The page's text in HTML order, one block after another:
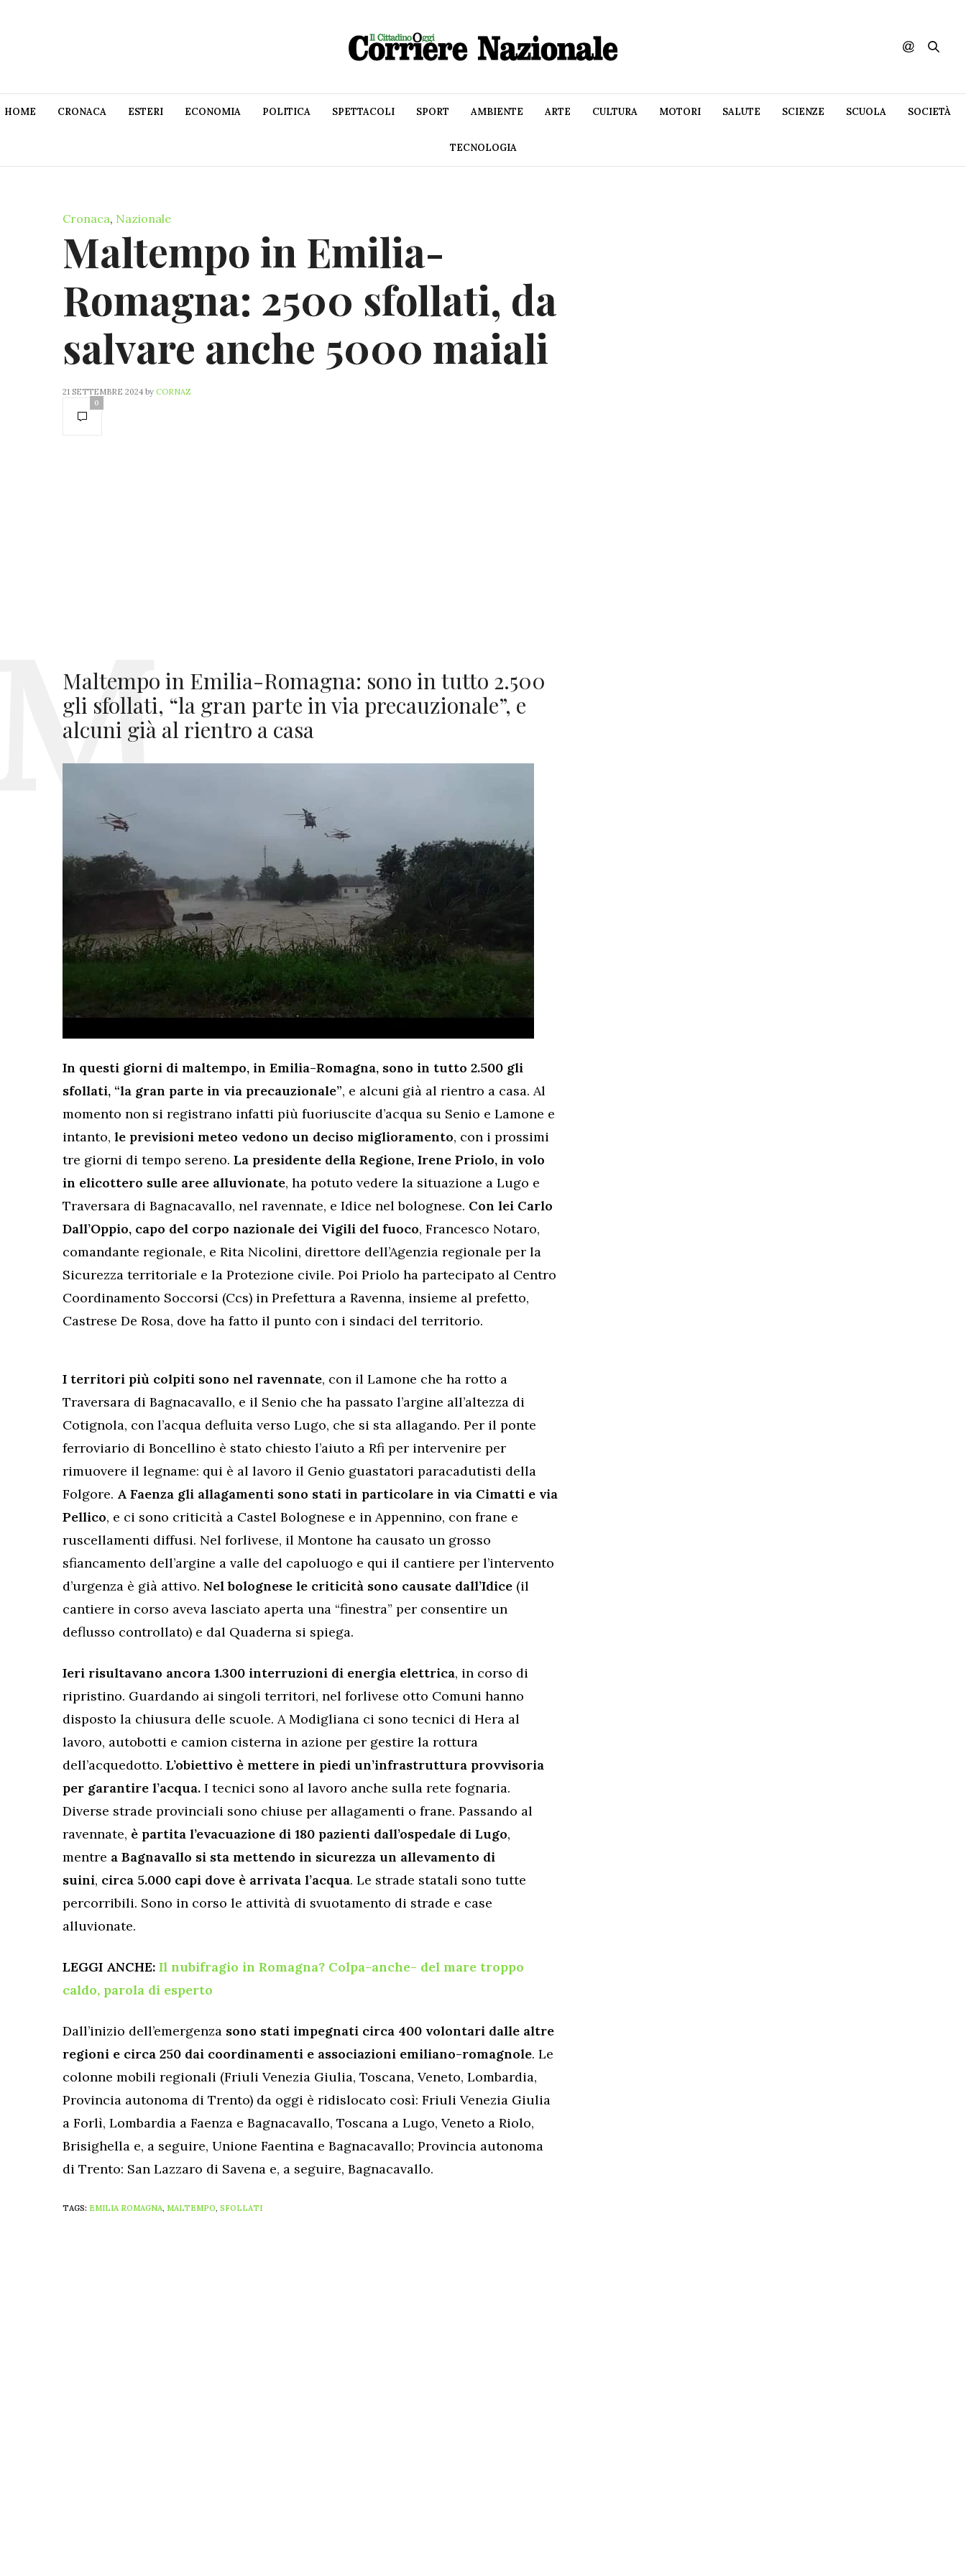
HOME CRONACA ESTERI ECONOMIA POLITICA SPETTACOLI SPORT AMBIENTE ARTE CULTURA MOTORI SALUTE SCIENZE SCUOLA SOCIETÀ
TECNOLOGIA
Cronaca, Nazionale
Maltempo in Emilia-
Romagna: 2500 sfollati, da
salvare anche 5000 maiali
21 SETTEMBRE 2024 by CORNAZ
0
Maltempo in Emilia-Romagna: sono in tutto 2.500
gli sfollati, “la gran parte in via precauzionale”, e
alcuni già al rientro a casa
In questi giorni di maltempo, in Emilia-Romagna, sono in tutto 2.500 gli
sfollati, “la gran parte in via precauzionale”, e alcuni già al rientro a casa. Al
momento non si registrano infatti più fuoriuscite d’acqua su Senio e Lamone e
intanto, le previsioni meteo vedono un deciso miglioramento, con i prossimi
tre giorni di tempo sereno. La presidente della Regione, Irene Priolo, in volo
in elicottero sulle aree alluvionate, ha potuto vedere la situazione a Lugo e
Traversara di Bagnacavallo, nel ravennate, e Idice nel bolognese. Con lei Carlo
Dall’Oppio, capo del corpo nazionale dei Vigili del fuoco, Francesco Notaro,
comandante regionale, e Rita Nicolini, direttore dell’Agenzia regionale per la
Sicurezza territoriale e la Protezione civile. Poi Priolo ha partecipato al Centro
Coordinamento Soccorsi (Ccs) in Prefettura a Ravenna, insieme al prefetto,
Castrese De Rosa, dove ha fatto il punto con i sindaci del territorio.
I territori più colpiti sono nel ravennate, con il Lamone che ha rotto a
Traversara di Bagnacavallo, e il Senio che ha passato l’argine all’altezza di
Cotignola, con l’acqua defluita verso Lugo, che si sta allagando. Per il ponte
ferroviario di Boncellino è stato chiesto l’aiuto a Rfi per intervenire per
rimuovere il legname: qui è al lavoro il Genio guastatori paracadutisti della
Folgore. A Faenza gli allagamenti sono stati in particolare in via Cimatti e via
Pellico, e ci sono criticità a Castel Bolognese e in Appennino, con frane e
ruscellamenti diffusi. Nel forlivese, il Montone ha causato un grosso
sfiancamento dell’argine a valle del capoluogo e qui il cantiere per l’intervento
d’urgenza è già attivo. Nel bolognese le criticità sono causate dall’Idice (il
cantiere in corso aveva lasciato aperta una “finestra” per consentire un
deflusso controllato) e dal Quaderna si spiega.
Ieri risultavano ancora 1.300 interruzioni di energia elettrica, in corso di
ripristino. Guardando ai singoli territori, nel forlivese otto Comuni hanno
disposto la chiusura delle scuole. A Modigliana ci sono tecnici di Hera al
lavoro, autobotti e camion cisterna in azione per gestire la rottura
dell’acquedotto. L’obiettivo è mettere in piedi un’infrastruttura provvisoria
per garantire l’acqua. I tecnici sono al lavoro anche sulla rete fognaria.
Diverse strade provinciali sono chiuse per allagamenti o frane. Passando al
ravennate, è partita l’evacuazione di 180 pazienti dall’ospedale di Lugo,
mentre a Bagnavallo si sta mettendo in sicurezza un allevamento di
suini, circa 5.000 capi dove è arrivata l’acqua. Le strade statali sono tutte
percorribili. Sono in corso le attività di svuotamento di strade e case
alluvionate.
LEGGI ANCHE: Il nubifragio in Romagna? Colpa-anche- del mare troppo
caldo, parola di esperto
Dall’inizio dell’emergenza sono stati impegnati circa 400 volontari dalle altre
regioni e circa 250 dai coordinamenti e associazioni emiliano-romagnole. Le
colonne mobili regionali (Friuli Venezia Giulia, Toscana, Veneto, Lombardia,
Provincia autonoma di Trento) da oggi è ridislocato così: Friuli Venezia Giulia
a Forlì, Lombardia a Faenza e Bagnacavallo, Toscana a Lugo, Veneto a Riolo,
Brisighella e, a seguire, Unione Faentina e Bagnacavallo; Provincia autonoma
di Trento: San Lazzaro di Savena e, a seguire, Bagnacavallo.
TAGS: EMILIA ROMAGNA, MALTEMPO, SFOLLATI